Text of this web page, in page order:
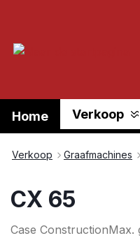
Home Verkoop
Verkoop Graafmachines
CX 65
Case ConstructionMax.